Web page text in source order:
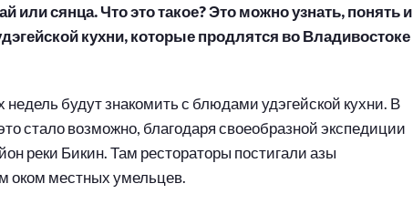
или сянца. Что это такое? Это можно узнать, понять и
кухни, которые продлятся во Владивостоке
недель будут знакомить с блюдами удэгейской кухни. В
стало возможно, благодаря своеобразной экспедиции
реки Бикин. Там рестораторы постигали азы
оком местных умельцев.